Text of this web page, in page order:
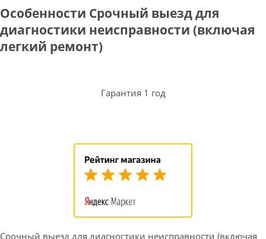
Особенности Срочный выезд для
диагностики неисправности (включая
легкий ремонт)
Гарантия 1 год
Срочный выезд для диагностики неисправности (включая